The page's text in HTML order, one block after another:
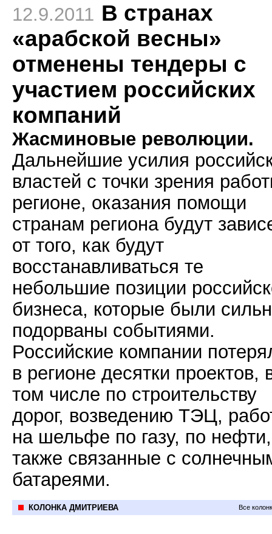
12.9.2011 В странах
«арабской весны»
отменены тендеры с
участием российских
компаний
Жасминовые революции.
Дальнейшие усилия
властей с точки зрения
регионе, оказания помощи
странам региона будут
от того, как будут
восстанавливаться те
небольшие позиции
бизнеса, которые были
подорваны событиями.
Российские компании
в регионе десятки проектов,
том числе по строительству
дорог, возведению ТЭЦ,
на шельфе по газу, по
также связанные с
батареями.
КОЛОНКА ДМИТРИЕВА Все